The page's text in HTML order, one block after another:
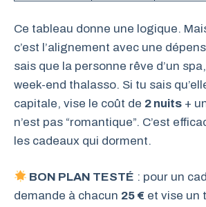
Ce tableau donne une logique.
c’est l’alignement avec une
sais que la personne rêve d’un
week-end thalasso. Si tu sais
capitale, vise le coût de 2 nuits +
n’est pas “romantique”. C’est
les cadeaux qui dorment.
BON PLAN TESTÉ : pour un
demande à chacun 25 € et vise un